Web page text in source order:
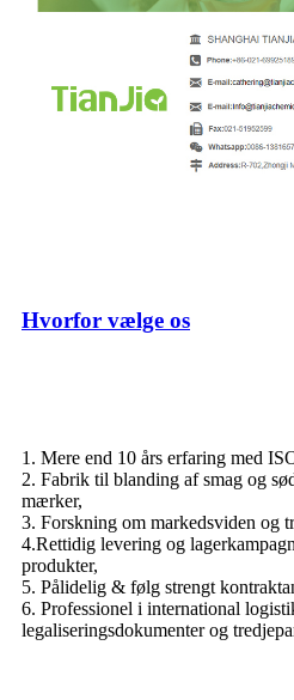
Hvorfor vælge os
1. Mere end 10 års erfaring med
2. Fabrik til blanding af smag og
mærker,
3. Forskning om markedsviden og
4.Rettidig levering og
produkter,
5. Pålidelig & følg strengt
6. Professionel i international
legaliseringsdokumenter og